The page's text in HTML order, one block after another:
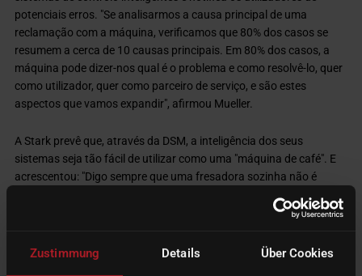
Zustimmung Details Über Cookies
potenciais erros. "Se analisarmos a causa principal de uma
reclamação com a máquina, verificamos que 80% dos casos se
resumem a cerca de 10 causas principais. Em 80% dos casos, a
máquina pode dizer-nos qual é o problema e como resolvê-lo, quer
como utilizador, quer como parceiro de serviço, e são estes
aspectos que vamos expandir", afirmou Mueller.
A Stark prevê que, através da DSM, a inteligência dos seus
sistemas seja tão fácil de utilizar como uma "máquina de café". E
acrescentou: "Digo sempre que uma fresadora sozinha não é
de produção completa. Não somos apenas um fabricante de
máquinas, os clientes precisam de muito mais, como o CAM,